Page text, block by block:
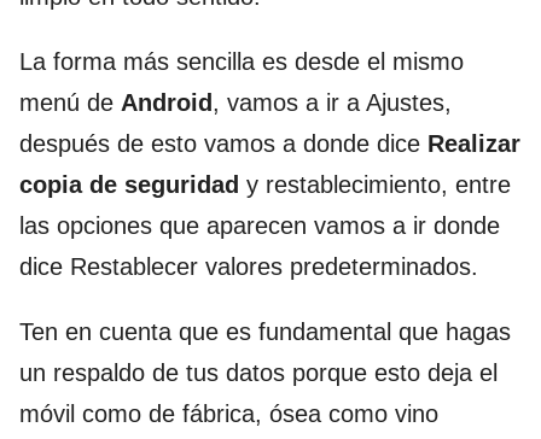
La forma más sencilla es desde el mismo
menú de Android, vamos a ir a Ajustes,
después de esto vamos a donde dice Realizar
copia de seguridad y restablecimiento, entre
las opciones que aparecen vamos a ir donde
dice Restablecer valores predeterminados.
Ten en cuenta que es fundamental que hagas
un respaldo de tus datos porque esto deja el
móvil como de fábrica, ósea como vino